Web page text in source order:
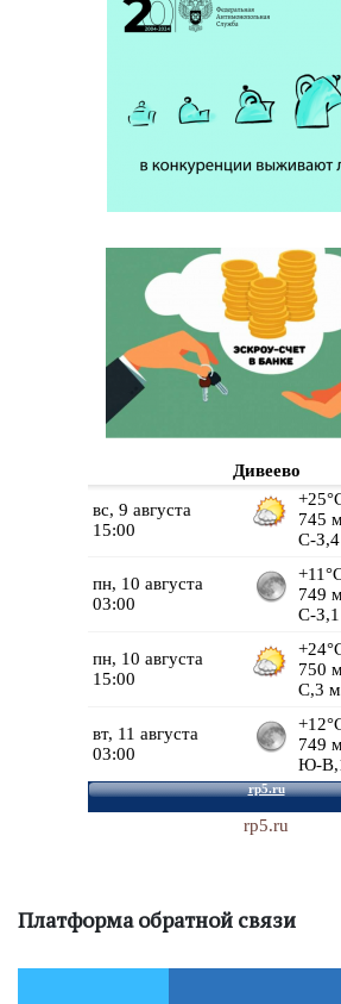
Дивеево
rp5.ru
Платформа обратной связи